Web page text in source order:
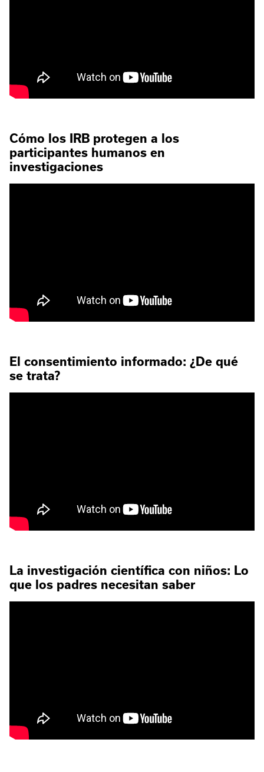
Cómo los IRB protegen a los
participantes humanos en
investigaciones
El consentimiento informado: ¿De qué
se trata?
La investigación científica con niños: Lo
que los padres necesitan saber